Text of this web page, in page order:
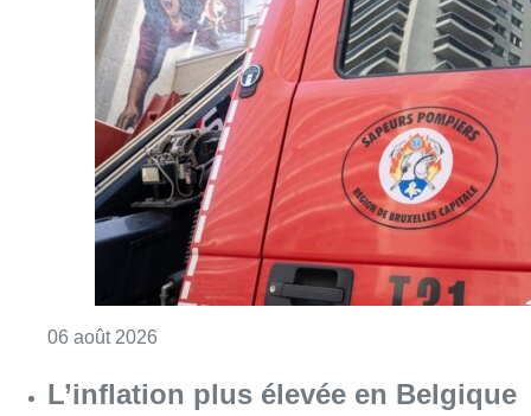
06 août 2026
L’inflation plus élevée en Belgique